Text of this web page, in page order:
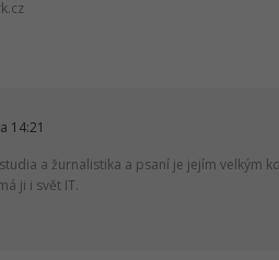
14:21
a žurnalistika a psaní je jejím velkým
ji i svět IT.